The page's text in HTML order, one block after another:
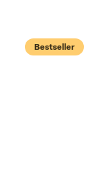
Bestseller